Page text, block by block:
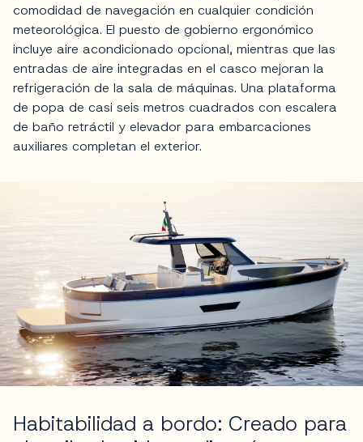
comodidad de navegación en cualquier condición
meteorológica. El puesto de gobierno ergonómico
incluye aire acondicionado opcional, mientras que las
entradas de aire integradas en el casco mejoran la
refrigeración de la sala de máquinas. Una plataforma
de popa de casi seis metros cuadrados con escalera
de baño retráctil y elevador para embarcaciones
auxiliares completan el exterior.
Habitabilidad a bordo: Creado para